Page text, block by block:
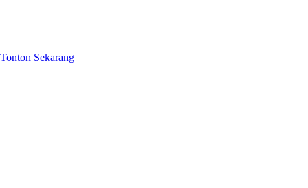
Tonton Sekarang